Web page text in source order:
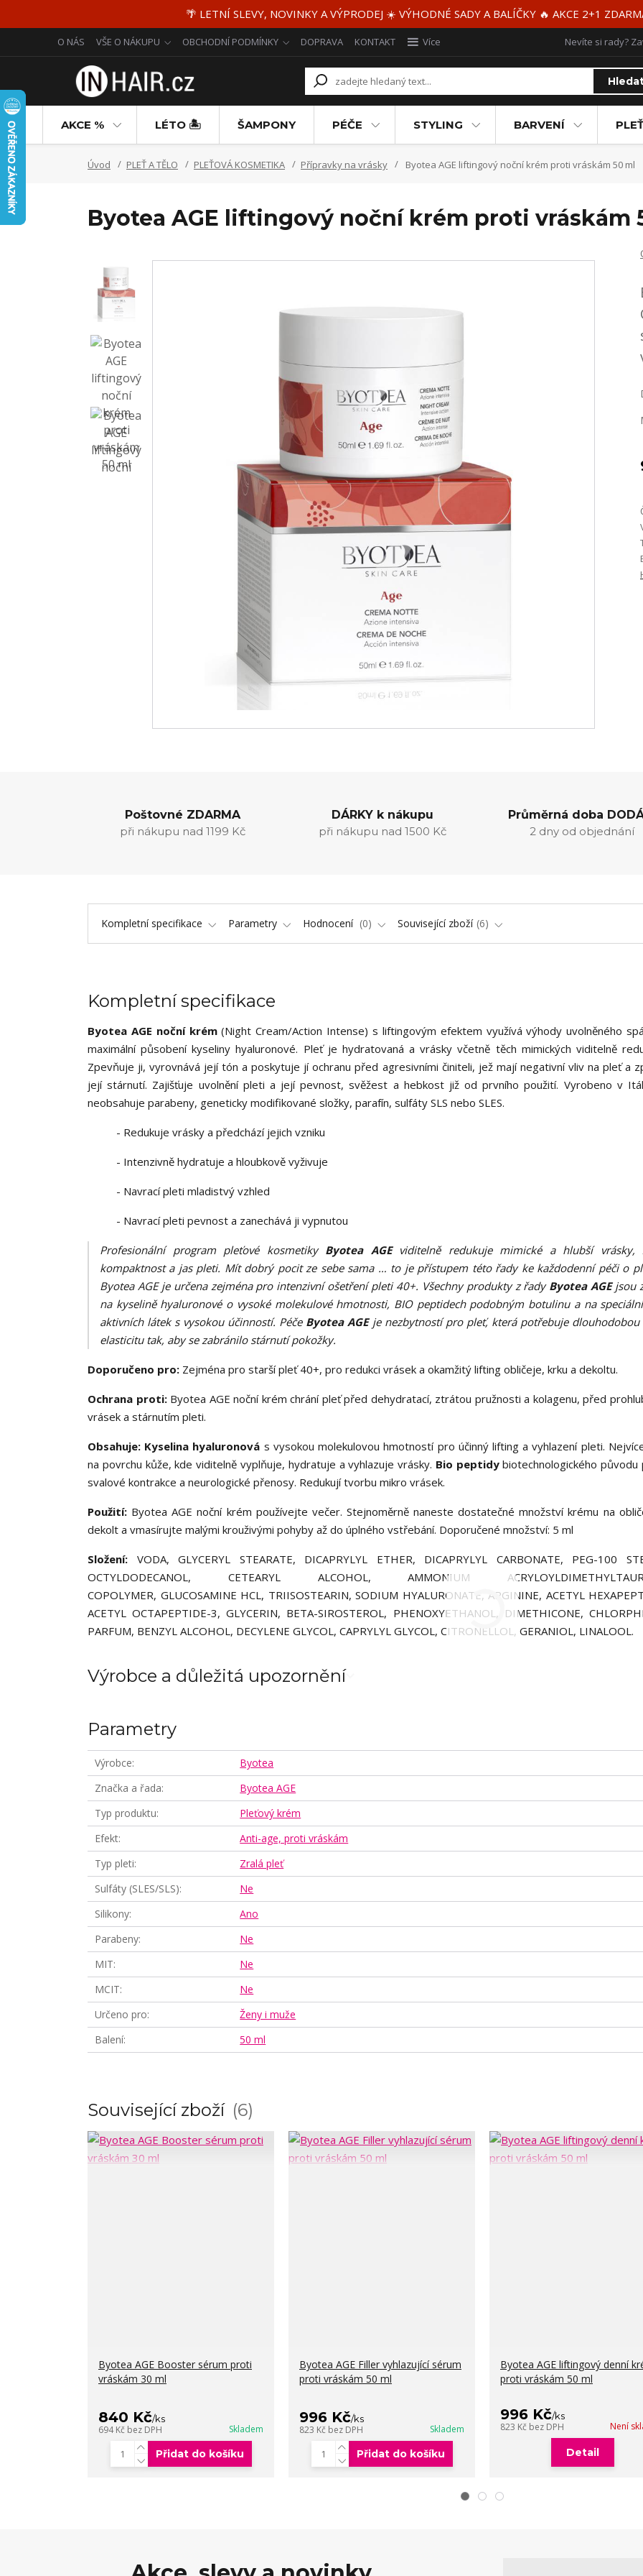
🌴 LETNÍ SLEVY, NOVINKY A VÝPRODEJ ☀️ VÝHODNÉ SADY A BALÍČKY 🔥 AKCE 2+1
O NÁS VŠE O NÁKUPU OBCHODNÍ PODMÍNKY DOPRAVA KONTAKT Více Nevíte si rady?
AKCE % LÉTO 🏝️ ŠAMPONY PÉČE STYLING BARVENÍ
Úvod PLEŤ A TĚLO PLEŤOVÁ KOSMETIKA Přípravky na vrásky Byotea AGE liftingový noční krém proti vráskám 50 ml
Byotea AGE liftingový noční krém proti vráskám
Poštovné ZDARMA
při nákupu nad 1199 Kč
DÁRKY k nákupu
při nákupu nad 1500 Kč
Průměrná doba
2 dny od objednání
Kompletní specifikace Parametry Hodnocení 0 Související zboží 6
Kompletní specifikace
Byotea AGE noční krém(Night Cream/Action Intense) s liftingovým efektem využívá výhody uvolněného
maximální působení kyseliny hyaluronové. Pleť je hydratovaná a vrásky včetně těch mimických viditelně
Zpevňuje ji, vyrovnává její tón a poskytuje jí ochranu před agresivními činiteli, jež mají negativní vliv na pleť a
její stárnutí. Zajišťuje uvolnění pleti a její pevnost, svěžest a hebkost již od prvního použití. Vyrobeno v
neobsahuje parabeny, geneticky modifikované složky, parafín, sulfáty SLS nebo SLES.
- Redukuje vrásky a předchází jejich vzniku
- Intenzivně hydratuje a hloubkově vyživuje
- Navrací pleti mladistvý vzhled
- Navrací pleti pevnost a zanechává ji vypnutou
Profesionální program pleťové kosmetiky Byotea AGE viditelně redukuje mimické a hlubší vrásky,
kompaktnost a jas pleti. Mít dobrý pocit ze sebe sama … to je přístupem této řady ke každodenní péči o
Byotea AGE je určena zejména pro intenzivní ošetření pleti 40+. Všechny produkty z řady Byotea AGEjsou
na kyselině hyaluronové o vysoké molekulové hmotnosti, BIO peptidech podobným botulinu a na
aktivních látek s vysokou účinností. Péče Byotea AGEje nezbytností pro pleť, která potřebuje dlouhodobou
elasticitu tak, aby se zabránilo stárnutí pokožky.
Doporučeno pro: Zejména pro starší pleť 40+, pro redukci vrásek a okamžitý lifting obličeje, krku a dekoltu.
Ochrana proti: Byotea AGE noční krém chrání pleť před dehydratací, ztrátou pružnosti a kolagenu, před
vrásek a stárnutím pleti.
Obsahuje: Kyselina hyaluronová s vysokou molekulovou hmotností pro účinný lifting a vyhlazení pleti.
na povrchu kůže, kde viditelně vyplňuje, hydratuje a vyhlazuje vrásky. Bio peptidybiotechnologického původu
svalové kontrakce a neurologické přenosy. Redukují tvorbu mikro vrásek.
Použití: Byotea AGE noční krém používejte večer. Stejnoměrně naneste dostatečné množství krému na
dekolt a vmasírujte malými krouživými pohyby až do úplného vstřebání. Doporučené množství: 5 ml
Složení: VODA, GLYCERYL STEARATE, DICAPRYLYL ETHER, DICAPRYLYL CARBONATE, PEG-100
OCTYLDODECANOL, CETEARYL ALCOHOL, AMMONIUM
COPOLYMER, GLUCOSAMINE HCL, TRIISOSTEARIN, SODIUM HYALURONATE, ARGININE, ACETYL
ACETYL OCTAPEPTIDE-3, GLYCERIN, BETA-SIROSTEROL, PHENOXYETHANOL, DIMETHICONE,
PARFUM, BENZYL ALCOHOL, DECYLENE GLYCOL, CAPRYLYL GLYCOL, CITRONELLOL, GERANIOL, LINALOOL.
Výrobce a důležitá upozornění
Parametry
Výrobce
Byotea
Značka a řada
Byotea AGE
Typ produktu
Pleťový krém
Efekt
Anti-age, proti vráskám
Typ pleti
Zralá pleť
Sulfáty (SLES/SLS)
Ne
Silikony
Ano
Parabeny
Ne
MIT
Ne
MCIT
Ne
Určeno pro
Ženy i muže
Balení
50 ml
Související zboží 6
Byotea AGE Booster sérum proti
vráskám 30 ml
840 Kč/ks
694 Kč bez DPH Skladem
Přidat do košíku
Byotea AGE Filler vyhlazující sérum
proti vráskám 50 ml
996 Kč/ks
823 Kč bez DPH Skladem
Přidat do košíku
Byotea AGE liftingový denní
proti vráskám 50 ml
996 Kč/ks
823 Kč bez DPH Není
Detail